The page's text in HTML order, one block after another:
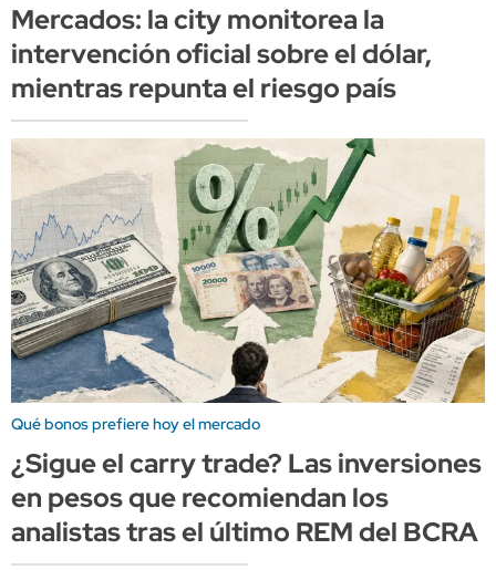
Mercados: la city monitorea la
intervención oficial sobre el dólar,
mientras repunta el riesgo país
Qué bonos prefiere hoy el mercado
¿Sigue el carry trade? Las inversiones
en pesos que recomiendan los
analistas tras el último REM del BCRA